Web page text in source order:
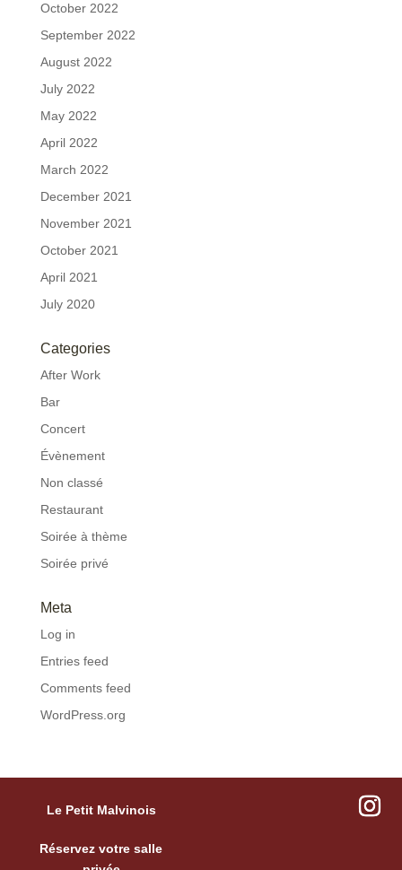
October 2022
September 2022
August 2022
July 2022
May 2022
April 2022
March 2022
December 2021
November 2021
October 2021
April 2021
July 2020
Categories
After Work
Bar
Concert
Évènement
Non classé
Restaurant
Soirée à thème
Soirée privé
Meta
Log in
Entries feed
Comments feed
WordPress.org
Le Petit Malvinois
Réservez votre salle